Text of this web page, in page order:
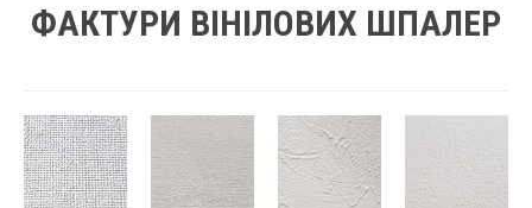
ФАКТУРИ ВІНІЛОВИХ ШПАЛЕР